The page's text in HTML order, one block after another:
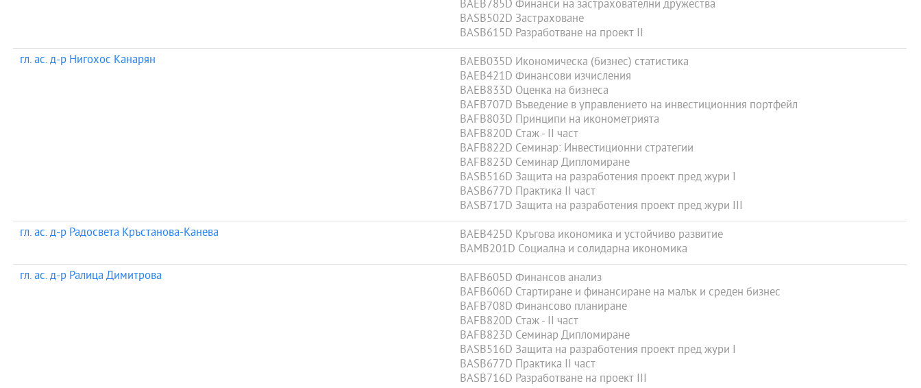
BAEB785D Финанси на застрахователни дружества
BASB502D Застраховане
BASB615D Разработване на проект II
гл. ас. д-р Нигохос Канарян
BAEB035D Икономическа (бизнес) статистика
BAEB421D Финансови изчисления
BAEB833D Оценка на бизнеса
BAFB707D Въведение в управлението на инвестиционния портфейл
BAFB803D Принципи на иконометрията
BAFB820D Стаж - II част
BAFB822D Семинар: Инвестиционни стратегии
BAFB823D Семинар Дипломиране
BASB516D Защита на разработения проект пред жури I
BASB677D Практика II част
BASB717D Защита на разработения проект пред жури III
гл. ас. д-р Радосвета Кръстанова-Канева
BAEB425D Кръгова икономика и устойчиво развитие
BAMB201D Социална и солидарна икономика
гл. ас. д-р Ралица Димитрова
BAFB605D Финансов анализ
BAFB606D Стартиране и финансиране на малък и среден бизнес
BAFB708D Финансово планиране
BAFB820D Стаж - II част
BAFB823D Семинар Дипломиране
BASB516D Защита на разработения проект пред жури I
BASB677D Практика II част
BASB716D Разработване на проект III